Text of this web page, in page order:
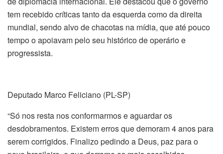
tem recebido críticas tanto da esquerda como da direita
mundial, sendo alvo de chacotas na mídia, que até pouco
tempo o apoiavam pelo seu histórico de operário e
progressista.
Deputado Marco Feliciano (PL-SP)
“Só nos resta nos conformarmos e aguardar os
desdobramentos. Existem erros que demoram 4 anos para
serem corrigidos. Finalizo pedindo a Deus, paz para o